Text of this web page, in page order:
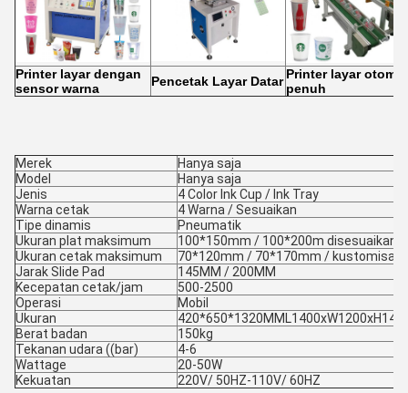
Printer layar dengan
sensor warna
Pencetak Layar Datar Printer layar
penuh
Merek
Hanya saja
Model
Hanya saja
Jenis
4 Color Ink Cup / Ink Tray
Warna cetak
4 Warna / Sesuaikan
Tipe dinamis
Pneumatik
Ukuran plat maksimum
100*150mm / 100*200m disesuaikan
Ukuran cetak maksimum
70*120mm / 70*170mm / kustomisasi
Jarak Slide Pad
145MM / 200MM
Kecepatan cetak/jam
500-2500
Operasi
Mobil
Ukuran
Berat badan
150kg
Tekanan udara ((bar)
4-6
Wattage
20-50W
Kekuatan
220V/ 50HZ-110V/ 60HZ